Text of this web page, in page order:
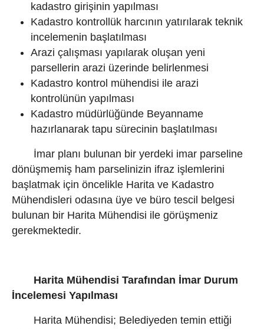
kadastro girişinin yapılması
Kadastro kontrollük harcının yatırılarak teknik
incelemenin başlatılması
Arazi çalışması yapılarak oluşan yeni
parsellerin arazi üzerinde belirlenmesi
Kadastro kontrol mühendisi ile arazi
kontrolünün yapılması
Kadastro müdürlüğünde Beyanname
hazırlanarak tapu sürecinin başlatılması
İmar planı bulunan bir yerdeki imar parseline
dönüşmemiş ham parselinizin ifraz işlemlerini
başlatmak için öncelikle Harita ve Kadastro
Mühendisleri odasına üye ve büro tescil belgesi
bulunan bir Harita Mühendisi ile görüşmeniz
gerekmektedir.
Harita Mühendisi Tarafından İmar Durum
İncelemesi Yapılması
Harita Mühendisi; Belediyeden temin ettiği